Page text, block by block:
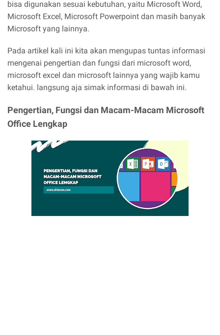
bisa digunakan sesuai kebutuhan, yaitu Microsoft Word,
Microsoft Excel, Microsoft Powerpoint dan masih banyak
Microsoft yang lainnya.
Pada artikel kali ini kita akan mengupas tuntas informasi
mengenai pengertian dan fungsi dari microsoft word,
microsoft excel dan microsoft lainnya yang wajib kamu
ketahui. langsung aja simak informasi di bawah ini.
Pengertian, Fungsi dan Macam-Macam Microsoft
Office Lengkap